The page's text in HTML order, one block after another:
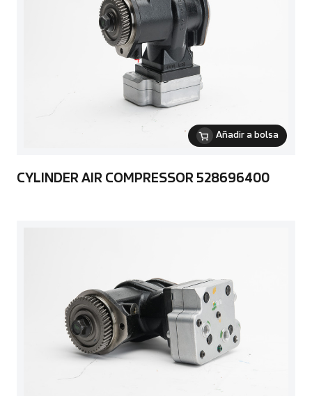
Añadir a bolsa
CYLINDER AIR COMPRESSOR 528696400